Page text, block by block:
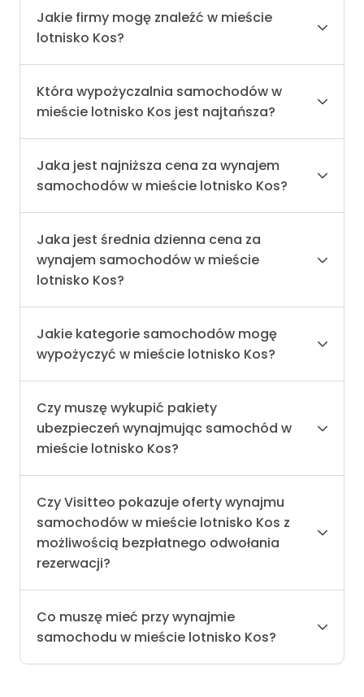
Jakie firmy mogę znaleźć w mieście
lotnisko Kos?
Która wypożyczalnia samochodów w
mieście lotnisko Kos jest najtańsza?
Jaka jest najniższa cena za wynajem
samochodów w mieście lotnisko Kos?
Jaka jest średnia dzienna cena za
wynajem samochodów w mieście
lotnisko Kos?
Jakie kategorie samochodów mogę
wypożyczyć w mieście lotnisko Kos?
Czy muszę wykupić pakiety
ubezpieczeń wynajmując samochód w
mieście lotnisko Kos?
Czy Visitteo pokazuje oferty wynajmu
samochodów w mieście lotnisko Kos z
możliwością bezpłatnego odwołania
rezerwacji?
Co muszę mieć przy wynajmie
samochodu w mieście lotnisko Kos?